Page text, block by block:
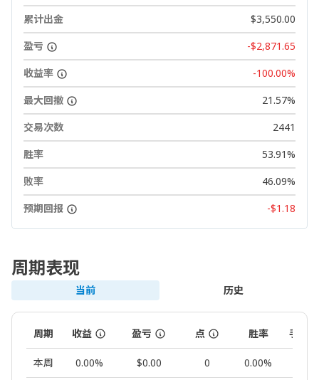
累计出金
$3,550.00
盈亏
-$2,871.65
收益率
-100.00%
最大回撤
21.57%
交易次数
2441
胜率
53.91%
败率
46.09%
预期回报
-$1.18
周期表现
当前 历史
周期 收益 盈亏 点 胜率 手数
本周 0.00% $0.00 0 0.00%